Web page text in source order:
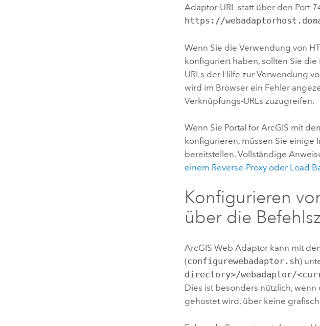
Adaptor-URL statt über den Port
https://
Wenn Sie die Verwendung von
konfiguriert haben, sollten Sie
URLs der Hilfe zur Verwendung
wird im Browser ein Fehler
Verknüpfungs-URLs zuzugreifen.
Wenn Sie Portal for ArcGIS mit
konfigurieren, müssen Sie einige
bereitstellen. Vollständige
einem Reverse-Proxy oder Load
Konfigurieren
über die
ArcGIS Web Adaptor kann mit
(configurewebadaptor.sh)
directory>/webadaptor/
Dies ist besonders nützlich,
gehostet wird, über keine